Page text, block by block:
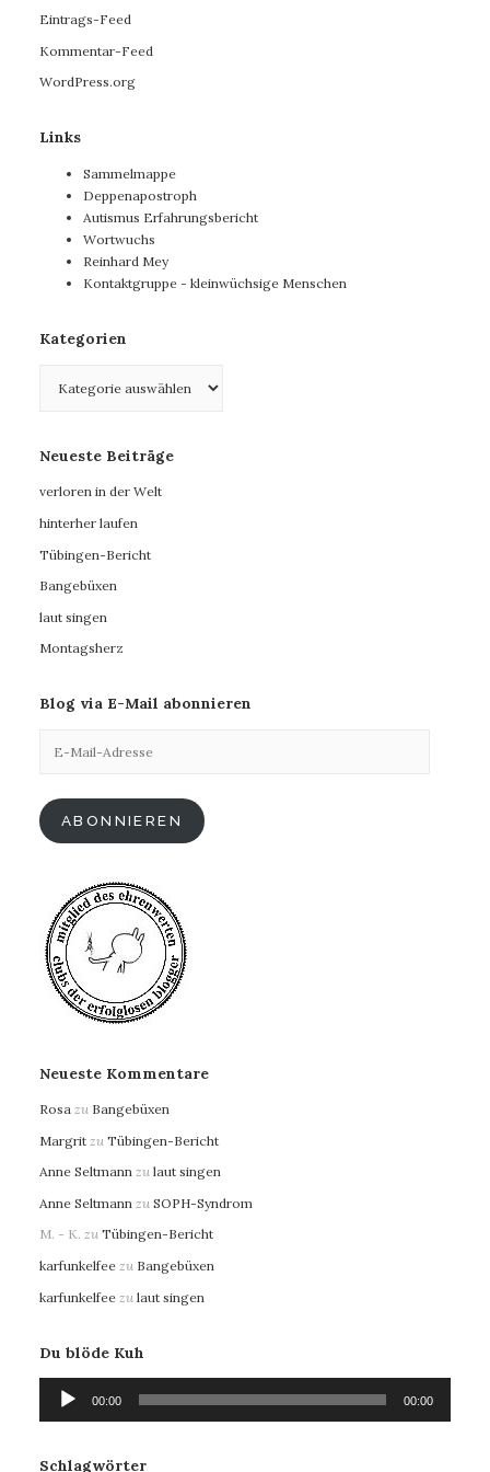
Eintrags-Feed
Kommentar-Feed
WordPress.org
Links
Sammelmappe
Deppenapostroph
Autismus Erfahrungsbericht
Wortwuchs
Reinhard Mey
Kontaktgruppe - kleinwüchsige Menschen
Kategorien
Neueste Beiträge
verloren in der Welt
hinterher laufen
Tübingen-Bericht
Bangebüxen
laut singen
Montagsherz
Blog via E-Mail abonnieren
Mail-
ABONNIEREN
Neueste Kommentare
Rosa zu Bangebüxen
Margrit zu Tübingen-Bericht
Anne Seltmann zu laut singen
Anne Seltmann zu SOPH-Syndrom
M. - K. zu Tübingen-Bericht
karfunkelfee zu Bangebüxen
karfunkelfee zu laut singen
Du blöde Kuh
Audio-
Player
00:00 00:00
Schlagwörter